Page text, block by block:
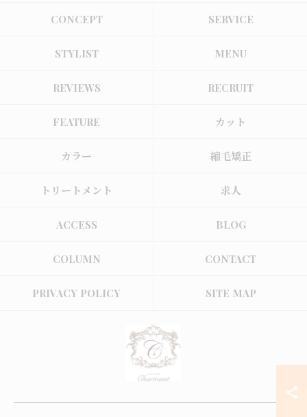
CONCEPT SERVICE
STYLIST MENU
REVIEWS RECRUIT
FEATURE カット
カラー 縮毛矯正
トリートメント 求人
ACCESS BLOG
COLUMN CONTACT
PRIVACY POLICY SITE MAP